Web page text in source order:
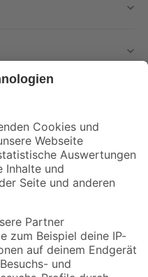
Aktionen mehr verpassen!